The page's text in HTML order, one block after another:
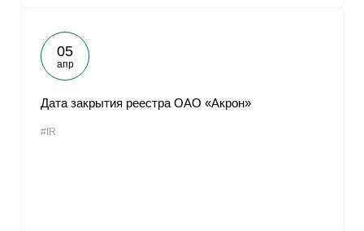
05
апр
Дата закрытия реестра ОАО «Акрон»
#IR